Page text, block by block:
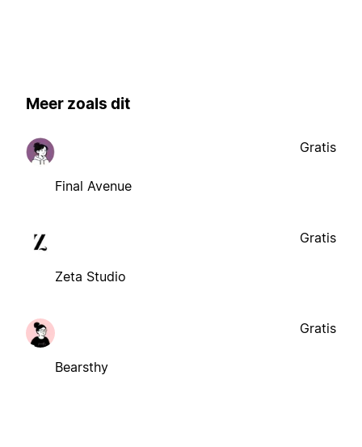
Meer zoals dit
Final Avenue
Gratis
Zeta Studio
Gratis
Bearsthy
Gratis